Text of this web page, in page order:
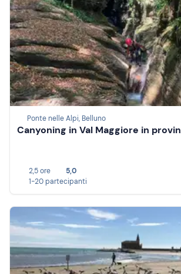
Ponte nelle Alpi, Belluno
Canyoning in Val Maggiore in
2,5 ore
5,0
1-20 partecipanti